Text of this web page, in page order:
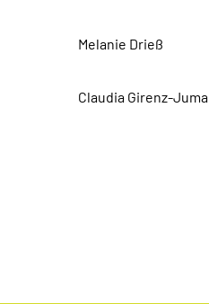
Melanie Drieß
Claudia Girenz-Juma